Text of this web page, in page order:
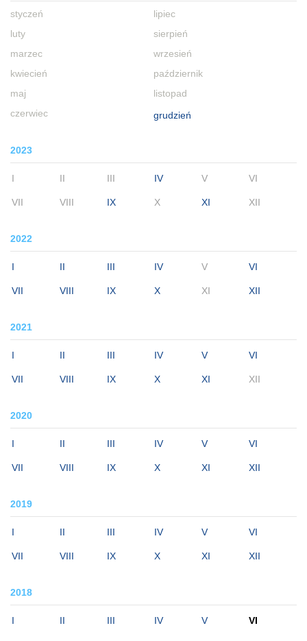
styczeń
luty
marzec
kwiecień
maj
czerwiec
lipiec
sierpień
wrzesień
październik
listopad
grudzień
2023
I II III IV V VI
VII VIII IX X XI XII
2022
I II III IV V VI
VII VIII IX X XI XII
2021
I II III IV V VI
VII VIII IX X XI XII
2020
I II III IV V VI
VII VIII IX X XI XII
2019
I II III IV V VI
VII VIII IX X XI XII
2018
I II III IV V VI